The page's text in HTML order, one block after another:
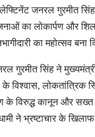
लेफ्टिनेंट जनरल गुरमीत
का लोकार्पण और
का महोत्सव बना
गुरमीत सिंह ने
विश्वास, लोकतांत्रिक
के विरुद्ध कानून और
ने भ्रष्टाचार के